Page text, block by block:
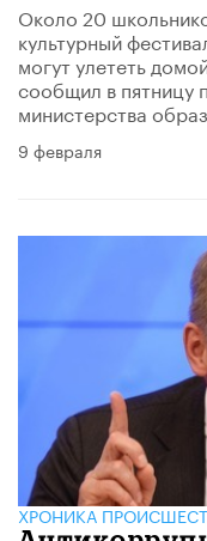
Около 20
культурный
могут улететь
сообщил в пятницу
министерства
9 февраля
ХРОНИКА